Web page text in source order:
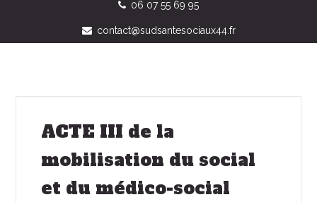
06 07 55 69 95
contact@sudsantesociaux44.fr
ACTE III de la
mobilisation du social
et du médico-social